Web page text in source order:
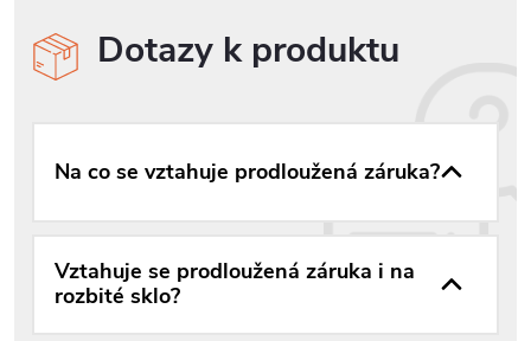
Dotazy k produktu
Na co se vztahuje prodloužená záruka?
Vztahuje se prodloužená záruka i na
rozbité sklo?